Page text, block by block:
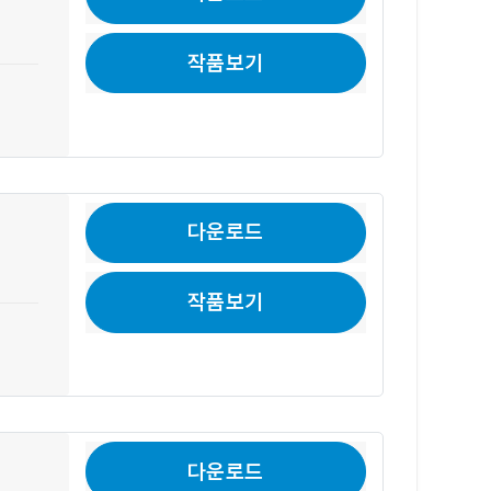
작품보기
다운로드
작품보기
다운로드